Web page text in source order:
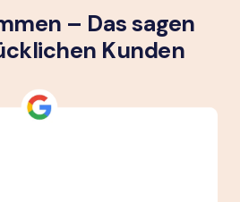
– Das sagen
Kunden